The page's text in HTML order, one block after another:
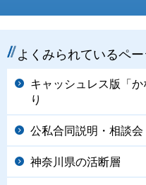
よくみられているペー
キャッシュレス版「
り
公私合同説明・相談会
神奈川県の活断層